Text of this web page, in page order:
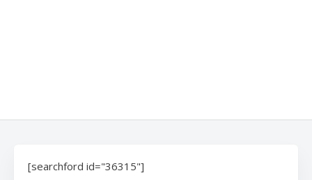
[searchford id="36315"]